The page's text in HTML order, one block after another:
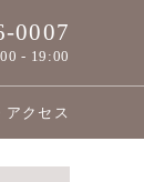
0007
- 19:00
アクセス